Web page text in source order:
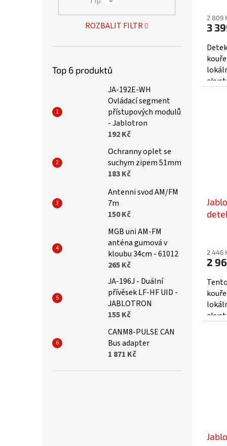
ROZBALIT FILTR
Top 6 produktů
JA-192E-WH
Ovládací segment
přístupových modulů
- Jablotron
192 Kč
Ochranny oplet se
suchym zipem 51mm
183 Kč
Antenni svod AM/FM
7m
150 Kč
MGB uni AM-FM
anténa gumová v
kloubu 34cm - 61012
265 Kč
JA-196J - Duální
přívěsek LF-HF UID -
JABLOTRON
155 Kč
CANM8-PULSE CAN
Bus adapter
1 871 Kč
je
3,6
z
5
2 809
3
je
3,9
z
5
2 446
2